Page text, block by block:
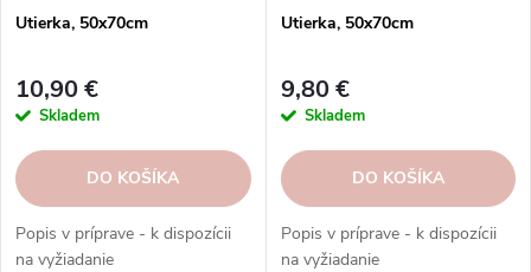
Utierka, 50x70cm
10,90 €
Skladem
DO KOŠÍKA
Popis v príprave - k dispozícii
na vyžiadanie
Utierka, 50x70cm
9,80 €
Skladem
DO KOŠÍKA
Popis v príprave - k dispozícii
na vyžiadanie